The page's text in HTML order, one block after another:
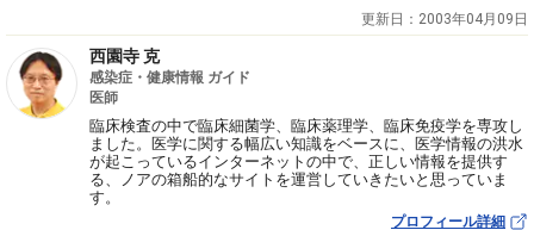
更新日： 2003年04月09日
西園寺 克
感染症・健康情報 ガイド
医師
臨床検査の中で臨床細菌学、臨床薬理学、臨床免疫学を専攻し
ました。医学に関する幅広い知識をベースに、医学情報の洪水
が起こっているインターネットの中で、正しい情報を提供す
る、ノアの箱船的なサイトを運営していきたいと思っていま
す。
プロフィール詳細